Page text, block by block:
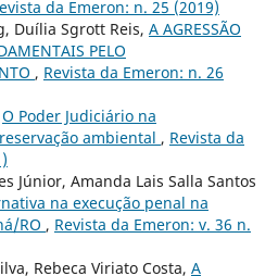
da Emeron: n. 25 (2019)
Duília Sgrott Reis, A AGRESSÃO
PELO
, Revista da Emeron: n. 26
O Poder Judiciário na
ambiental , Revista da
Júnior, Amanda Lais Salla Santos
na execução penal na
RO , Revista da Emeron: v. 36 n.
Rebeca Viriato Costa, A